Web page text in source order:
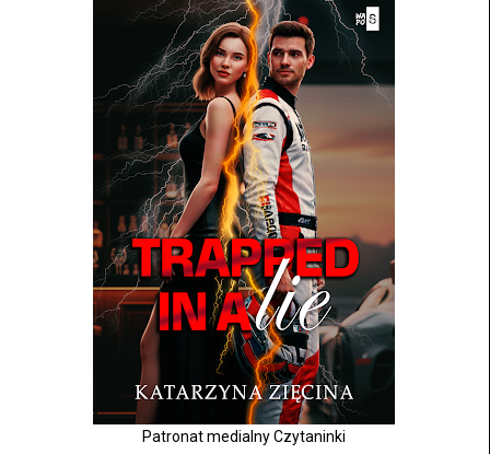
Patronat medialny Czytaninki